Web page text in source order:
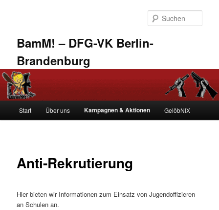
BamM! – DFG-VK Berlin-
Brandenburg
Start Über uns Kampagnen & Aktionen GelöbNIX
Anti-Rekrutierung
Hier bieten wir Informationen zum Einsatz von Jugendoffizieren
an Schulen an.